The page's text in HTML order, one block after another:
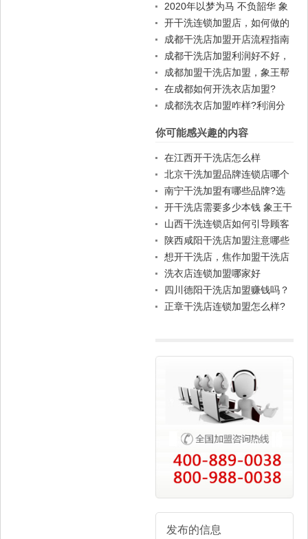
牌好
2020年以梦为马 不负韶华 象
王洗衣店加盟
开干洗连锁加盟店，如何做的
有姿有色
成都干洗店加盟开店流程指南
成都干洗店加盟利润好不好，
十几万是没问题的
成都加盟干洗店加盟，象王帮
你赚钱
在成都如何开洗衣店加盟?
成都洗衣店加盟咋样?利润分
你可能感兴趣的内容
在江西开干洗店怎么样
北京干洗加盟品牌连锁店哪个
好?选品牌有哪些讲究
南宁干洗加盟有哪些品牌?选
哪个品牌加盟好?
开干洗店需要多少本钱 象王干
洗加盟好吗
山西干洗连锁店如何引导顾客
消费
陕西咸阳干洗店加盟注意哪些
事项
想开干洗店，焦作加盟干洗店
设备如何选择?
洗衣店连锁加盟哪家好
四川德阳干洗店加盟赚钱吗？
正章干洗店连锁加盟怎么样?
发布的信息